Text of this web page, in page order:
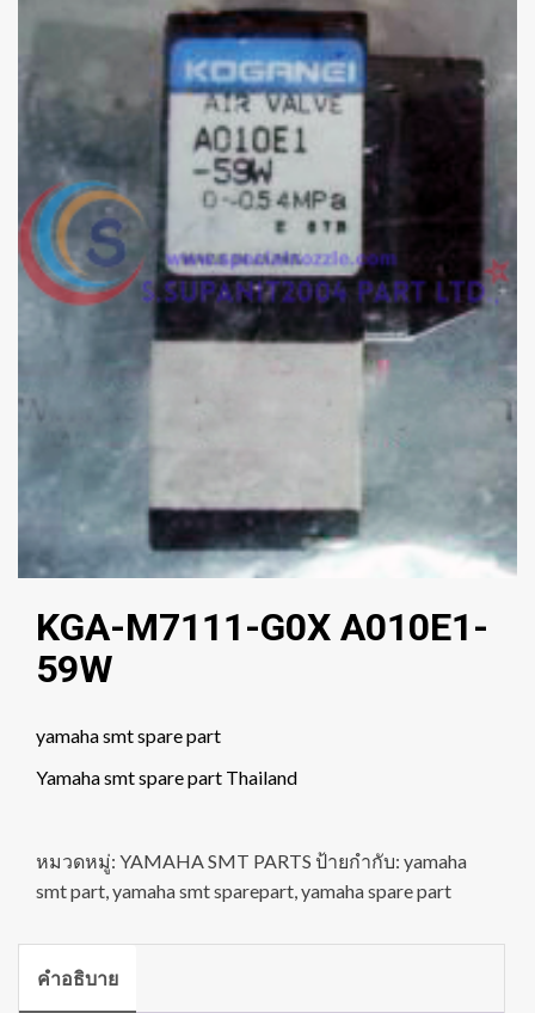
KGA-M7111-G0X A010E1-
59W
yamaha smt spare part
Yamaha smt spare part Thailand
หมวดหมู่: YAMAHA SMT PARTS ป้ายกำกับ: yamaha
smt part,yamaha smt sparepart,yamaha spare part
คำอธิบาย